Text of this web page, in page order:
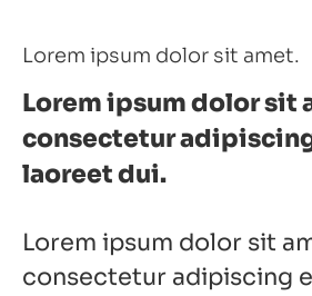
Lorem ipsum dolor sit amet.
Lorem ipsum dolor sit
consectetur
laoreet dui.
Lorem ipsum dolor sit
consectetur adipiscing